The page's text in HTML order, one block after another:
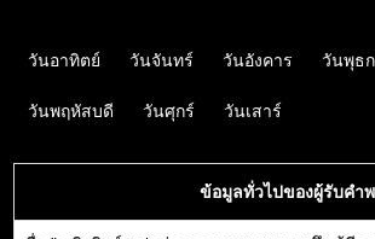
วันอาทิตย์ วันจันทร์ วันอังคาร วันพุธ
วันพฤหัสบดี วันศุกร์ วันเสาร์
ข้อมูลทั่วไปของผู้รับคำ